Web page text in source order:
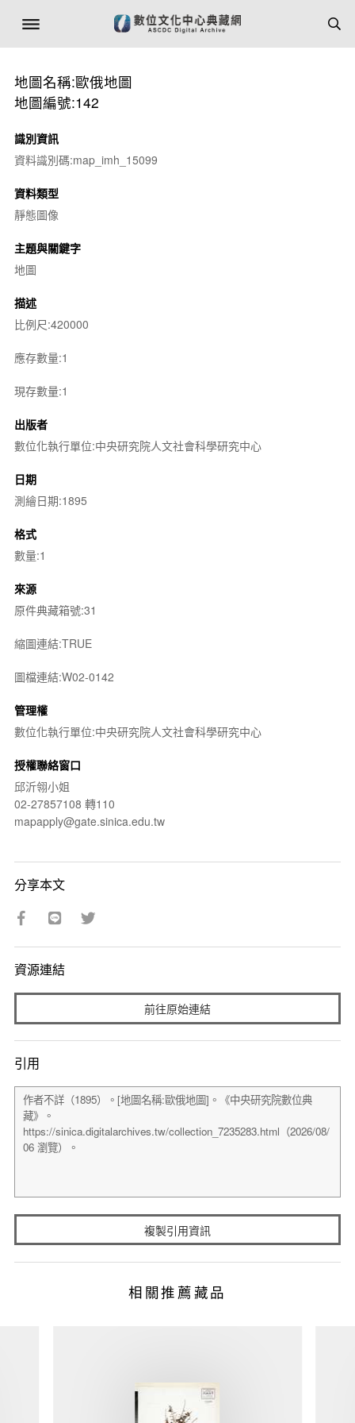
地圖名稱:歐俄地圖
地圖編號:142
識別資訊
資料識別碼:map_imh_15099
資料類型
靜態圖像
主題與關鍵字
地圖
描述
比例尺:420000
應存數量:1
現存數量:1
出版者
數位化執行單位:中央研究院人文社會科學研究中心
日期
測繪日期:1895
格式
數量:1
來源
原件典藏箱號:31
縮圖連結:TRUE
圖檔連結:W02-0142
管理權
數位化執行單位:中央研究院人文社會科學研究中心
授權聯絡窗口
邱沂翎小姐
02-27857108 轉110
mapapply@gate.sinica.edu.tw
分享本文
資源連結
前往原始連結
引用
複製引用資訊
相關推薦藏品